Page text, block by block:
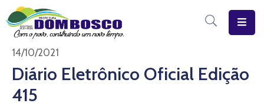
Início
O
Município
14/10/2021
Diário Eletrônico Oficial Edição
415